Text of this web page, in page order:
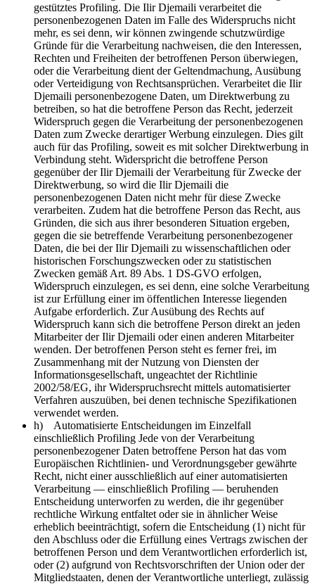
gestütztes Profiling. Die Ilir Djemaili verarbeitet die
personenbezogenen Daten im Falle des Widerspruchs nicht
mehr, es sei denn, wir können zwingende schutzwürdige
Gründe für die Verarbeitung nachweisen, die den Interessen,
Rechten und Freiheiten der betroffenen Person überwiegen,
oder die Verarbeitung dient der Geltendmachung, Ausübung
oder Verteidigung von Rechtsansprüchen. Verarbeitet die Ilir
Djemaili personenbezogene Daten, um Direktwerbung zu
betreiben, so hat die betroffene Person das Recht, jederzeit
Widerspruch gegen die Verarbeitung der personenbezogenen
Daten zum Zwecke derartiger Werbung einzulegen. Dies gilt
auch für das Profiling, soweit es mit solcher Direktwerbung in
Verbindung steht. Widerspricht die betroffene Person
gegenüber der Ilir Djemaili der Verarbeitung für Zwecke der
Direktwerbung, so wird die Ilir Djemaili die
personenbezogenen Daten nicht mehr für diese Zwecke
verarbeiten. Zudem hat die betroffene Person das Recht, aus
Gründen, die sich aus ihrer besonderen Situation ergeben,
gegen die sie betreffende Verarbeitung personenbezogener
Daten, die bei der Ilir Djemaili zu wissenschaftlichen oder
historischen Forschungszwecken oder zu statistischen
Zwecken gemäß Art. 89 Abs. 1 DS-GVO erfolgen,
Widerspruch einzulegen, es sei denn, eine solche Verarbeitung
ist zur Erfüllung einer im öffentlichen Interesse liegenden
Aufgabe erforderlich. Zur Ausübung des Rechts auf
Widerspruch kann sich die betroffene Person direkt an jeden
Mitarbeiter der Ilir Djemaili oder einen anderen Mitarbeiter
wenden. Der betroffenen Person steht es ferner frei, im
Zusammenhang mit der Nutzung von Diensten der
Informationsgesellschaft, ungeachtet der Richtlinie
2002/58/EG, ihr Widerspruchsrecht mittels automatisierter
Verfahren auszuüben, bei denen technische Spezifikationen
verwendet werden.
h) Automatisierte Entscheidungen im Einzelfall
einschließlich Profiling Jede von der Verarbeitung
personenbezogener Daten betroffene Person hat das vom
Europäischen Richtlinien- und Verordnungsgeber gewährte
Recht, nicht einer ausschließlich auf einer automatisierten
Verarbeitung — einschließlich Profiling — beruhenden
Entscheidung unterworfen zu werden, die ihr gegenüber
rechtliche Wirkung entfaltet oder sie in ähnlicher Weise
erheblich beeinträchtigt, sofern die Entscheidung (1) nicht für
den Abschluss oder die Erfüllung eines Vertrags zwischen der
betroffenen Person und dem Verantwortlichen erforderlich ist,
oder (2) aufgrund von Rechtsvorschriften der Union oder der
Mitgliedstaaten, denen der Verantwortliche unterliegt, zulässig